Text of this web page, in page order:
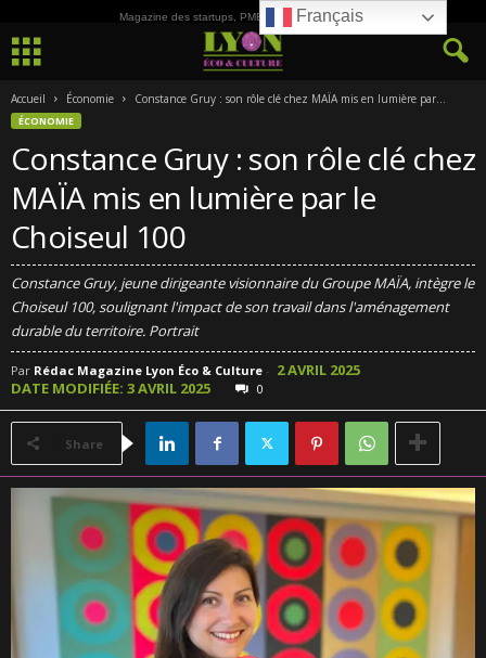
Magazine des startups, PME, ETI et de la Culture
Accueil Économie Constance Gruy : son rôle clé chez MAÏA mis en lumière par...
ÉCONOMIE
Constance Gruy : son rôle clé chez
MAÏA mis en lumière par le
Choiseul 100
Constance Gruy, jeune dirigeante visionnaire du Groupe MAÏA, intègre le
Choiseul 100, soulignant l'impact de son travail dans l'aménagement
durable du territoire. Portrait
Par Rédac Magazine Lyon Éco & Culture - 2 AVRIL 2025
DATE MODIFIÉE: 3 AVRIL 2025
0
Share
Français